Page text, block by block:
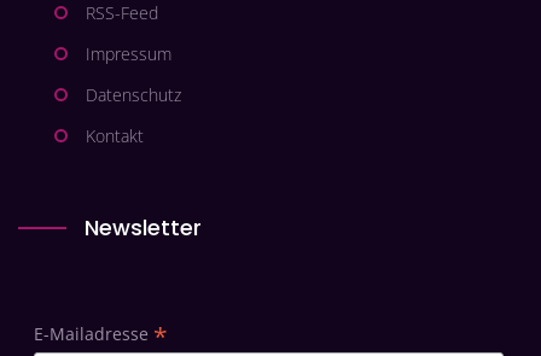
RSS-Feed
Impressum
Datenschutz
Kontakt
Newsletter
E-Mailadresse *